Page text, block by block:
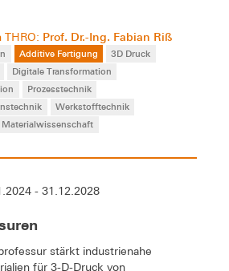
THRO: Prof. Dr.-Ing. Fabian Riß
Additive Fertigung
3D Druck
Digitale Transformation
Prozesstechnik
Werkstofftechnik
- 31.12.2028
stärkt industrienahe
für 3-D-Druck von